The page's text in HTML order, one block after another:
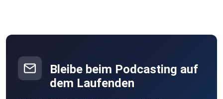
Bleibe beim Podcasting auf
dem Laufenden